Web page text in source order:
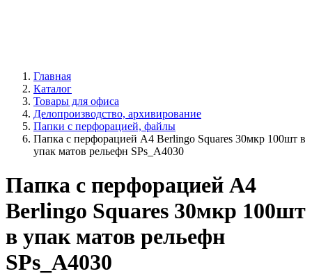
Главная
Каталог
Товары для офиса
Делопроизводство, архивирование
Папки с перфорацией, файлы
Папка с перфорацией А4 Berlingo Squares 30мкр 100шт в
упак матов рельефн SPs_A4030
Папка с перфорацией А4
Berlingo Squares 30мкр 100шт
в упак матов рельефн
SPs_A4030